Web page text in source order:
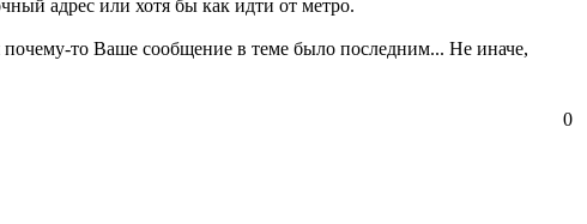
адрес или хотя бы как идти от метро.
то Ваше сообщение в теме было последним... Не иначе,
0